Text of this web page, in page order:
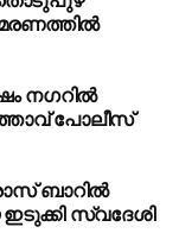
നഗറിൽ
പോലീസ്
ബാറില്‍
സ്വദേശി